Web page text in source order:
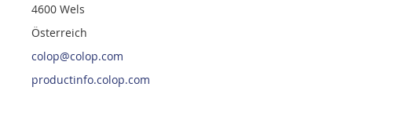
4600 Wels
Österreich
colop@colop.com
productinfo.colop.com